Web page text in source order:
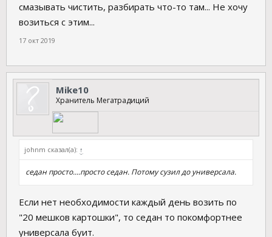
смазывать чистить, разбирать что-то там... Не хочу
возиться с этим...
17 окт 2019
Mike10
Хранитель Мегатрадиций
johnm сказал(а): ↑
седан просто....просто седан. Потому сузил до универсала.
Если нет необходимости каждый день возить по
"20 мешков картошки", то седан то покомфортнее
универсала буит.